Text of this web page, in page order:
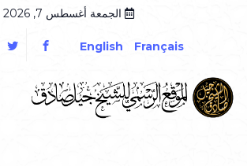
الجمعة أغسطس 7, 2026
Français
English